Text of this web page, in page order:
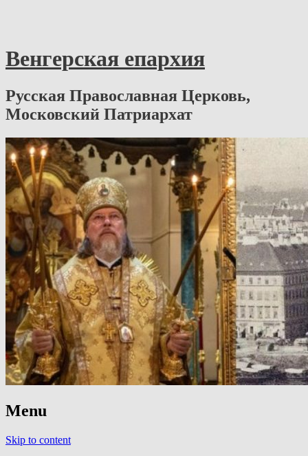
Венгерская епархия
Русская Православная Церковь,
Московский Патриархат
Menu
Skip to content